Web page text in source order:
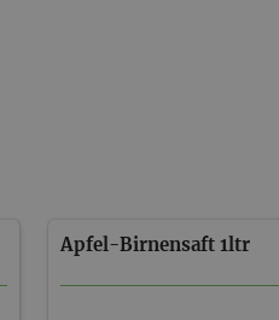
Apfel-Birnensaft 1ltr